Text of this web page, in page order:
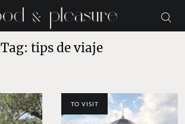
Tag: tips de viaje
TO VISIT